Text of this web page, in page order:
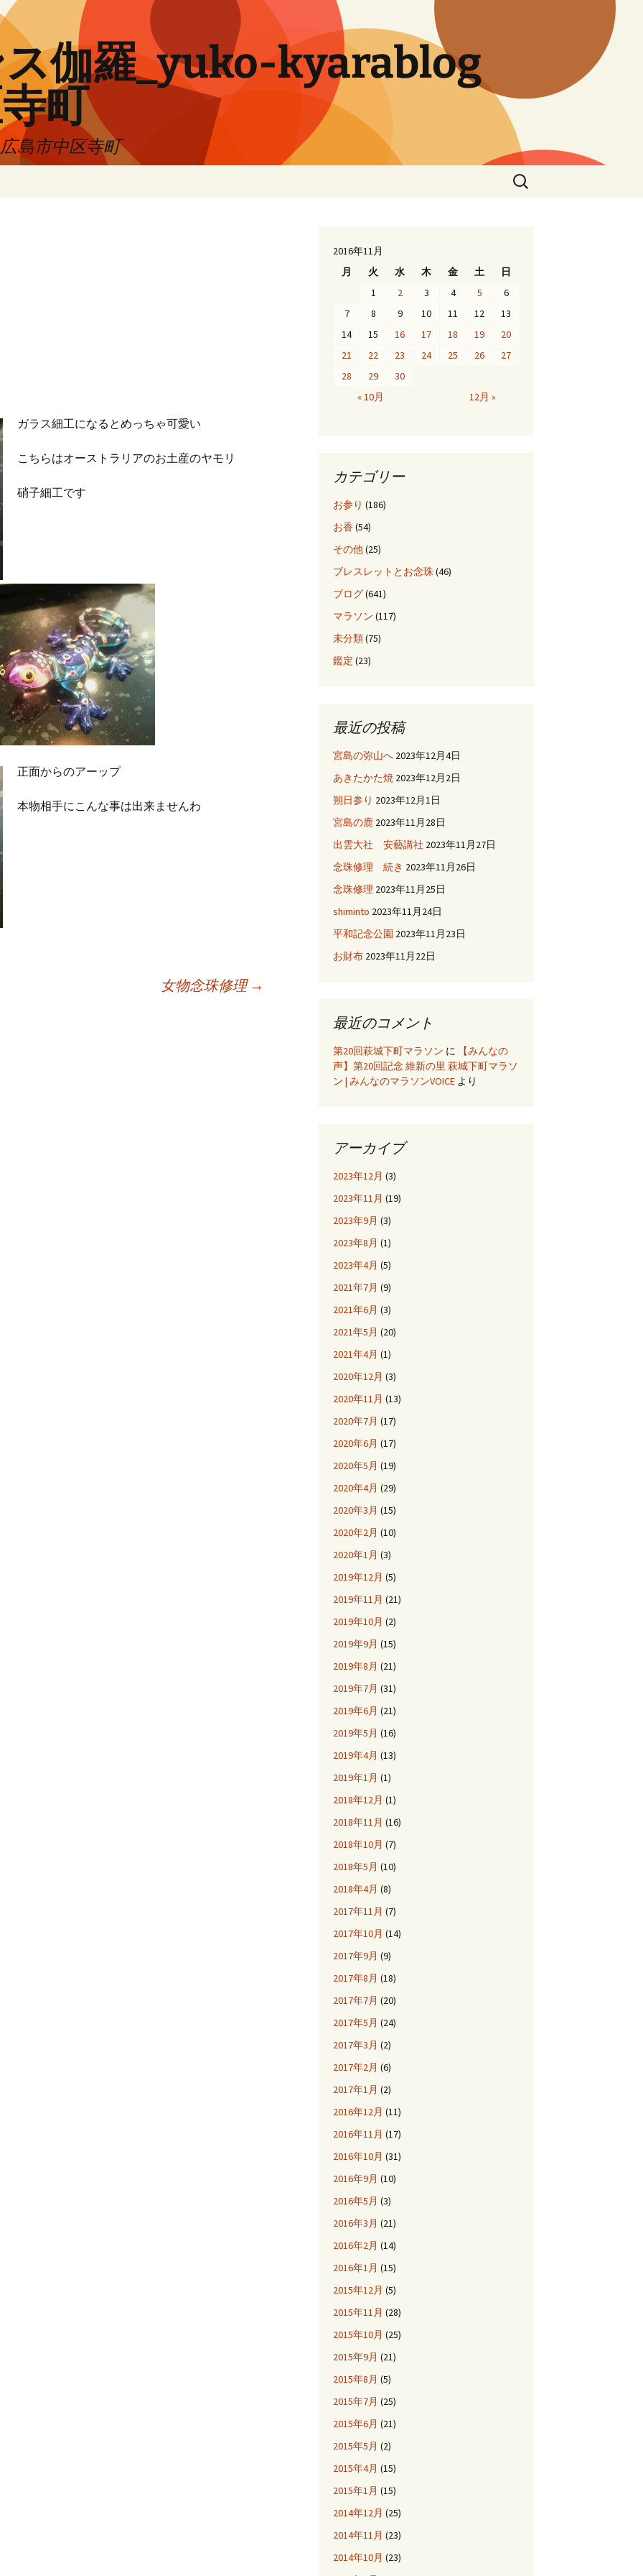
ス伽羅_yuko-kyarablog
町
島市中区寺町
検
索:
ガラス細工になるとめっちゃ可愛い
こちらはオーストラリアのお土産のヤモリ
硝子細工です
正面からのアーップ
本物相手にこんな事は出来ませんわ
女物念珠修理 →
2016年11月
月
火 水 木 金 土
日
1
2 3 4 5
6
7
8 9 10 11 12
13
14
15 16 17 18 19
20
21
22 23 24 25 26
27
28
29
30
« 10月
12月 »
カテゴリー
お参り (186)
お香(54)
その他(25)
ブレスレットとお念珠(46)
ブログ(641)
マラソン (117)
未分類(75)
鑑定 (23)
最近の投稿
宮島の弥山へ 2023年12月4日
あきたかた焼 2023年12月2日
朔日参り 2023年12月1日
宮島の鹿 2023年11月28日
出雲大社 安藝講社 2023年11月27日
念珠修理 続き 2023年11月26日
念珠修理 2023年11月25日
shiminto 2023年11月24日
平和記念公園 2023年11月23日
お財布 2023年11月22日
最近のコメント
第20回萩城下町マラソン に
【みんなの
声】第20回記念 維新の里 萩城下町マラソ
ン | みんなのマラソンVOICE より
アーカイブ
2023年12月 (3)
2023年11月 (19)
2023年9月 (3)
2023年8月 (1)
2023年4月 (5)
2021年7月 (9)
2021年6月 (3)
2021年5月 (20)
2021年4月 (1)
2020年12月 (3)
2020年11月 (13)
2020年7月 (17)
2020年6月 (17)
2020年5月 (19)
2020年4月 (29)
2020年3月 (15)
2020年2月 (10)
2020年1月 (3)
2019年12月 (5)
2019年11月 (21)
2019年10月 (2)
2019年9月 (15)
2019年8月 (21)
2019年7月 (31)
2019年6月 (21)
2019年5月 (16)
2019年4月 (13)
2019年1月 (1)
2018年12月 (1)
2018年11月 (16)
2018年10月 (7)
2018年5月 (10)
2018年4月 (8)
2017年11月 (7)
2017年10月 (14)
2017年9月 (9)
2017年8月 (18)
2017年7月 (20)
2017年5月 (24)
2017年3月 (2)
2017年2月 (6)
2017年1月 (2)
2016年12月 (11)
2016年11月 (17)
2016年10月 (31)
2016年9月 (10)
2016年5月 (3)
2016年3月 (21)
2016年2月 (14)
2016年1月 (15)
2015年12月 (5)
2015年11月 (28)
2015年10月 (25)
2015年9月 (21)
2015年8月 (5)
2015年7月 (25)
2015年6月 (21)
2015年5月 (2)
2015年4月 (15)
2015年1月 (15)
2014年12月 (25)
2014年11月 (23)
2014年10月 (23)